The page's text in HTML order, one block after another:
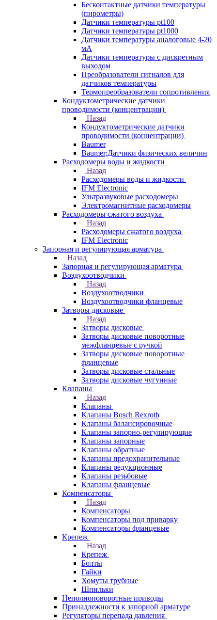
Бесконтактные датчики температуры
(пирометры)
Датчики температуры pt100
Датчики температуры pt1000
Датчики температуры аналоговые 4-20
мА
Датчики температуры с дискретным
выходом
Преобразователи сигналов для
датчиков температуры
Термопреобразователи сопротивления
Кондуктометрические датчики
проводимости (концентрации)
Назад
Кондуктометрические датчики
проводимости (концентрации)
Baumer
Baumer;Датчики физических величин
Расходомеры воды и жидкости
Назад
Расходомеры воды и жидкости
IFM Electronic
Ультразвуковые расходомеры
Электромагнитные расходомеры
Расходомеры сжатого воздуха
Назад
Расходомеры сжатого воздуха
IFM Electronic
Запорная и регулирующая арматура
Назад
Запорная и регулирующая арматура
Воздухоотводчики
Назад
Воздухоотводчики
Воздухоотводчики фланцевые
Затворы дисковые
Назад
Затворы дисковые
Затворы дисковые поворотные
межфланцевые с ручкой
Затворы дисковые поворотные
фланцевые
Затворы дисковые стальные
Затворы дисковые чугунные
Клапаны
Назад
Клапаны
Клапаны Bosch Rexroth
Клапаны балансировочные
Клапаны запорно-регулирующие
Клапаны запорные
Клапаны обратные
Клапаны предохранительные
Клапаны редукционные
Клапаны резьбовые
Клапаны фланцевые
Компенсаторы
Назад
Компенсаторы
Компенсаторы под приварку
Компенсаторы фланцевые
Крепеж
Назад
Крепеж
Болты
Гайки
Хомуты трубные
Шпильки
Неполноповоротные приводы
Принадлежности к запорной арматуре
Регуляторы перепада давления